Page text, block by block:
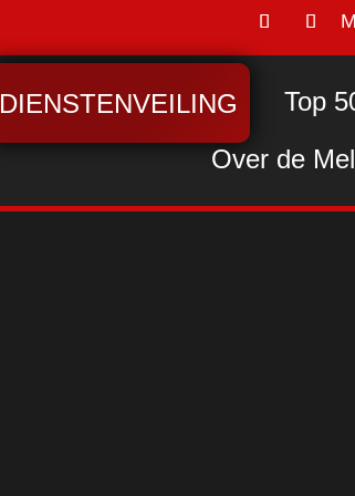
DIENSTENVEILING Top
Over de